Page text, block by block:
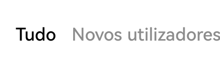
Tudo Novos